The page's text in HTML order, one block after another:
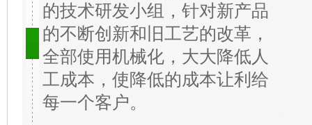
的技术研发小组，针对新产品
的不断创新和旧工艺的改革，
全部使用机械化，大大降低人
工成本，使降低的成本让利给
每一个客户。